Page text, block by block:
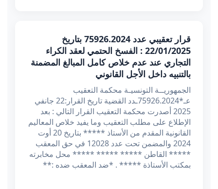
قرار تعقيبي عدد 75926.2024 بتاريخ
22/01/2025 : الفسخ الحتمي لعقد الكراء
التجاري عند عدم خلاص كامل المبالغ المضمنة
بالتنبيه داخل الأجل القانوني
الجمهوريــة التونسيـة محكمة التعقيب
عـ*75926.2024ـدد القضية تاريخ القرار:22 جانفي
2025 أصدرت محكمة التعقيب القرار التالي : بعد
الإطلاع على مطلب التعقيب وما يفيد خلاص المعاليم
القانونية المقدم من الأستاذ ***** بتاريخ 20 أوت
2024 والمضمن تحت عدد 12028 في حق المعقب
***** القاطن ***** ***** ***** محل مخابرته
بمكتب الأستاذة ***** . *ضد المعقب ضده :**